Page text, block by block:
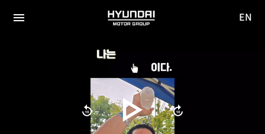
HYUNDAI
GROUP
EN